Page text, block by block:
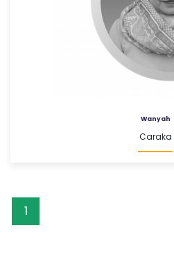
Wanyah
Caraka
1